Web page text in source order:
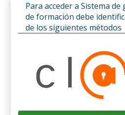
Para acceder a Sistema
de formación debe
de los siguientes métodos